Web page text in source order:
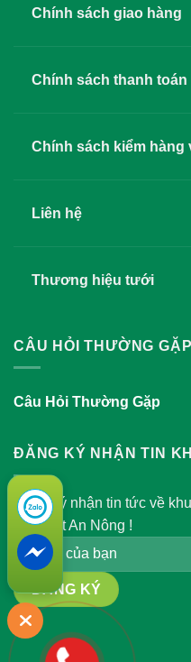
Chính sách giao hàng
Chính sách thanh toán
Chính sách kiểm hàng
Liên hệ
Thương hiệu tưới
CÂU HỎI THƯỜNG
Câu Hỏi Thường Gặp
ĐĂNG KÝ NHẬN TIN
Đăng ký nhận tin tức về
của Việt An Nông !